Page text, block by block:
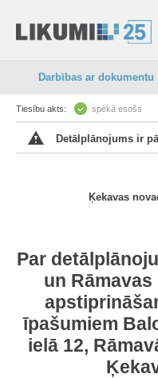
Darbības ar dokumentu
Tiesību akts: spēkā esošs
Detālplānojums ir
Ķekavas
Par
un
īpašumiem
ielā 12,